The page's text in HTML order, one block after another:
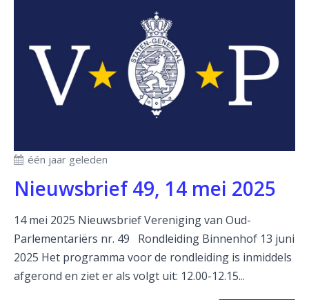
één jaar geleden
Nieuwsbrief 49, 14 mei 2025
14 mei 2025 Nieuwsbrief Vereniging van Oud-
Parlementariërs nr. 49 Rondleiding Binnenhof 13 juni
2025 Het programma voor de rondleiding is inmiddels
afgerond en ziet er als volgt uit: 12.00-12.15...